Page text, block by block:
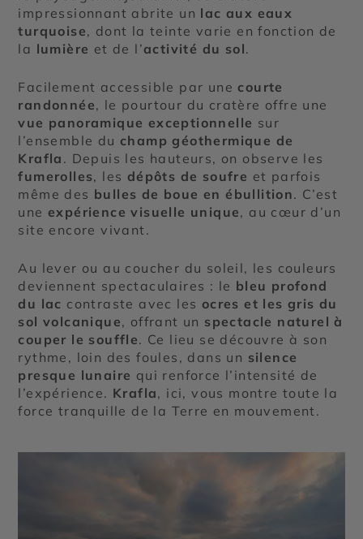
impressionnant abrite un lac aux eaux
turquoise, dont la teinte varie en fonction de
la lumière et de l’activité du sol.
Facilement accessible par une courte
randonnée, le pourtour du cratère offre une
vue panoramique exceptionnelle sur
l’ensemble du champ géothermique de
Krafla . Depuis les hauteurs, on observe les
fumerolles, les dépôts de soufre et parfois
même des bulles de boue en ébullition. C’est
une expérience visuelle unique, au cœur d’un
site encore vivant.
Au lever ou au coucher du soleil, les couleurs
deviennent spectaculaires : le bleu profond
du lac contraste avec les ocres et les gris du
sol volcanique, offrant un spectacle naturel à
couper le souffle. Ce lieu se découvre à son
rythme, loin des foules, dans un silence
presque lunaire qui renforce l’intensité de
l’expérience. Krafla, ici, vous montre toute la
force tranquille de la Terre en mouvement.